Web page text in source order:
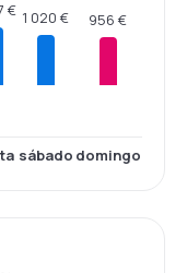
€ 1 020 €
sábado
956 €
domingo